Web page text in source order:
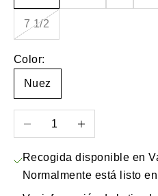
7 1/2
Color:
Nuez
Reducir cantidadAumentar cantidad
Recogida disponible en
Normalmente está listo